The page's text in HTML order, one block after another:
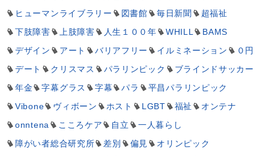
ヒューマンライブラリー
図書館 毎日新聞
超福祉
下肢障害
上肢障害 人生１００年 WHILL
BAMS
デザイン
アート バリアフリー イルミネーション
０円
デート
クリスマス パラリンピック
ブラインドサッカー
年金
字幕グラス 字幕 パラ
平昌パラリンピック
Vibone
ヴィボーン ホスト LGBT 福祉
オンテナ
onntena
こころケア 自立
一人暮らし
障がい者総合研究所
差別 偏見
オリンピック